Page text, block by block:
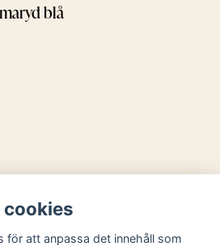
blå
cookies
för att anpassa det innehåll som